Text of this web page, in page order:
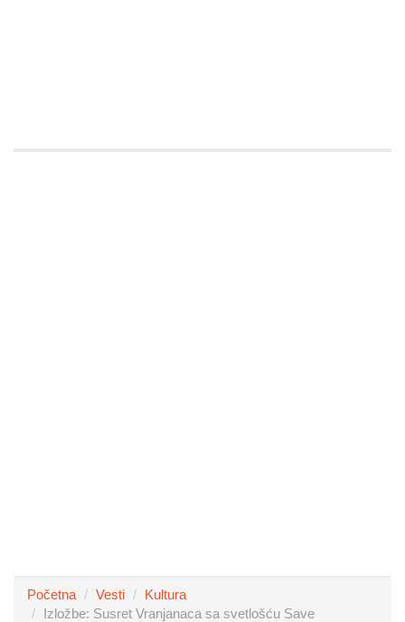
Početna Vesti
Kultura
Izložbe: Susret Vranjanaca sa svetlošću Save